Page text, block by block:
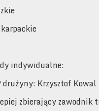
indywidualne:
drużyny: Krzysztof Kowal
zbierający zawodnik